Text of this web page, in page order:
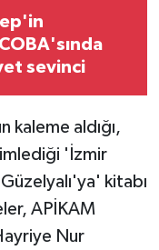
sevinci
kaleme aldığı,
'İzmir
kitabı
APİKAM
Nur